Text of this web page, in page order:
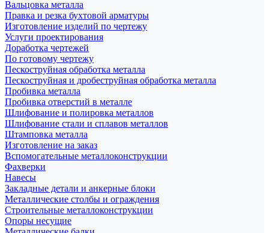
Вальцовка металла
Правка и резка бухтовой арматуры
Изготовление изделий по чертежу
Услуги проектирования
Доработка чертежей
По готовому чертежу
Пескоструйная обработка металла
Пескоструйная и дробеструйная обработка металла
Пробивка металла
Пробивка отверстий в металле
Шлифование и полировка металлов
Шлифование стали и сплавов металлов
Штамповка металла
Изготовление на заказ
Вспомогательные металлоконструкции
Фахверки
Навесы
Закладные детали и анкерные блоки
Металлические столбы и ограждения
Строительные металлоконструкции
Опоры несущие